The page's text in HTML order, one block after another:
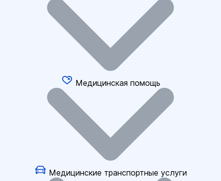
Медицинская помощь
Медицинские транспортные услуги